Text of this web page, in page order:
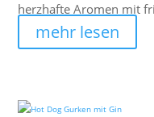
herzhafte Aromen mit
mehr lesen